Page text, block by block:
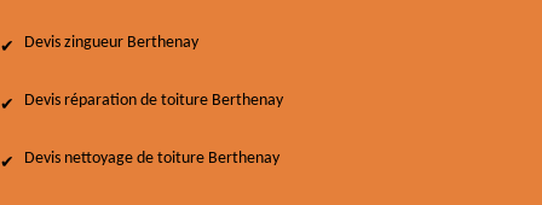
Devis zingueur Berthenay
Devis réparation de toiture Berthenay
Devis nettoyage de toiture Berthenay